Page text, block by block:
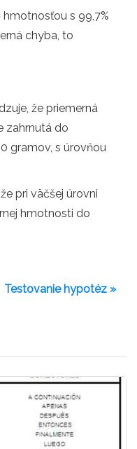
s 99,7%
chyba, to
že priemerná
zahrnutá do
gramov, s úrovňou
pri väčšej úrovni
hmotnosti do
Testovanie hypotéz »